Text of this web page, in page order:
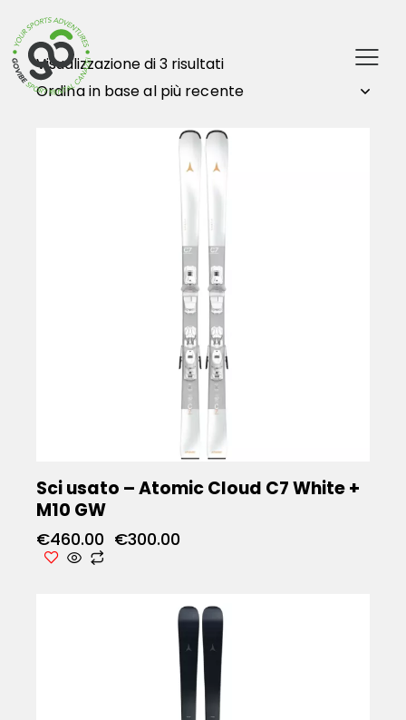
Visualizzazione di 3 risultati
Sci usato – Atomic Cloud C7 White +
M10 GW
€460.00 €300.00